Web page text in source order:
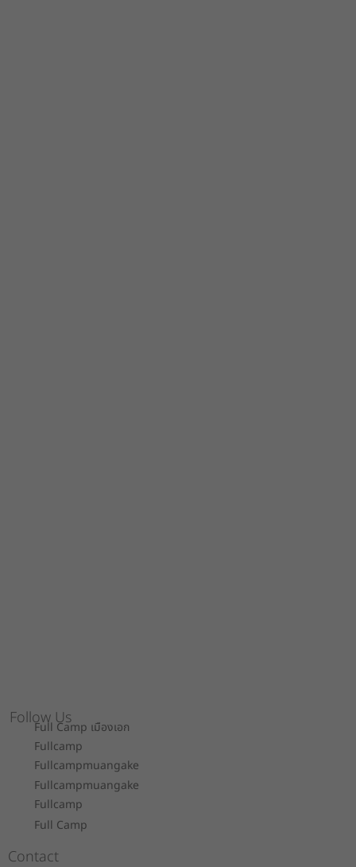
Contact
Follow Us
Full Camp เมืองเอก
Fullcamp
Fullcampmuangake
Fullcampmuangake
Fullcamp
Full Camp